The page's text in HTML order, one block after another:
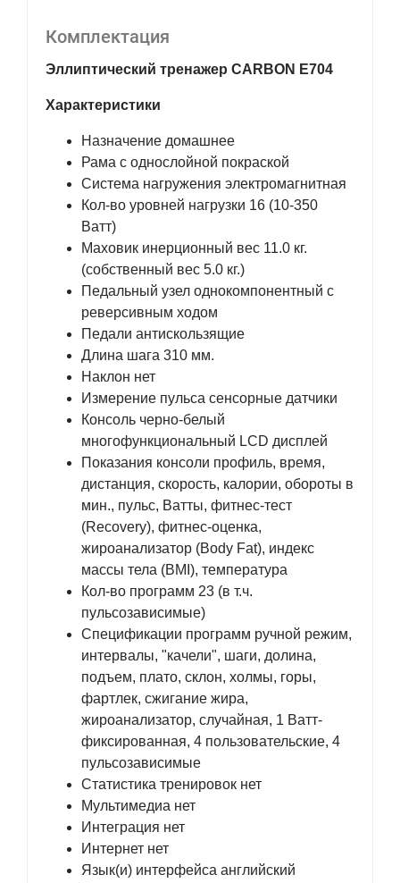
Комплектация
Эллиптический тренажер CARBON E704
Характеристики
Назначение домашнее
Рама с однослойной покраской
Система нагружения электромагнитная
Кол-во уровней нагрузки 16 (10-350
Ватт)
Маховик инерционный вес 11.0 кг.
(собственный вес 5.0 кг.)
Педальный узел однокомпонентный с
реверсивным ходом
Педали антискользящие
Длина шага 310 мм.
Наклон нет
Измерение пульса сенсорные датчики
Консоль черно-белый
многофункциональный LCD дисплей
Показания консоли профиль, время,
дистанция, скорость, калории, обороты в
мин., пульс, Ватты, фитнес-тест
(Recovery), фитнес-оценка,
жироанализатор (Body Fat), индекс
массы тела (BMI), температура
Кол-во программ 23 (в т.ч.
пульсозависимые)
Спецификации программ ручной режим,
интервалы, "качели", шаги, долина,
подъем, плато, склон, холмы, горы,
фартлек, сжигание жира,
жироанализатор, случайная, 1 Ватт-
фиксированная, 4 пользовательские, 4
пульсозависимые
Статистика тренировок нет
Мультимедиа нет
Интеграция нет
Интернет нет
Язык(и) интерфейса английский